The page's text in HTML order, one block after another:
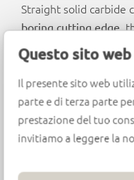
Questo sito
Il presente sito web
parte e di terza parte
prestazione del tuo
invitiamo a leggere la
Straight solid carbide
boring cutting edge,
wood composites,
material.
Design
HWM body
Cutting edge